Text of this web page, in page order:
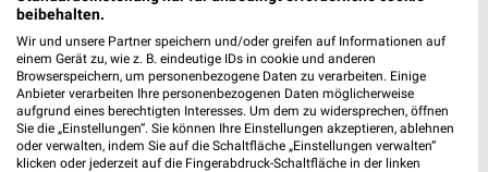
beibehalten.
Wir und unsere Partner speichern und/oder greifen auf Informationen auf
einem Gerät zu, wie z. B. eindeutige IDs in cookie und anderen
Browserspeichern, um personenbezogene Daten zu verarbeiten. Einige
Anbieter verarbeiten Ihre personenbezogenen Daten möglicherweise
aufgrund eines berechtigten Interesses. Um dem zu widersprechen, öffnen
Sie die „Einstellungen“. Sie können Ihre Einstellungen akzeptieren, ablehnen
oder verwalten, indem Sie auf die Schaltfläche „Einstellungen verwalten“
klicken oder jederzeit auf die Fingerabdruck-Schaltfläche in der linken